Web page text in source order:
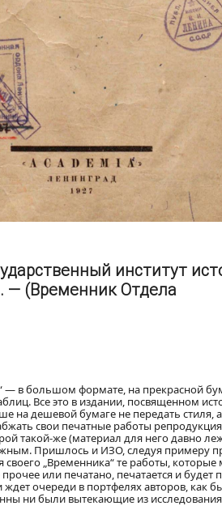
институт
— (Временник Отдела
— в большом формате, на прекрасной
Все это в издании, посвященном
на дешевой бумаге не передать стиля,
свои печатные работы
такой-же (материал для него давно
Пришлось и ИЗО, следуя примеру
„Временника“ те работы,
или печатано, печатается и будет
очереди в портфелях авторов, как
ни были вытекающие из